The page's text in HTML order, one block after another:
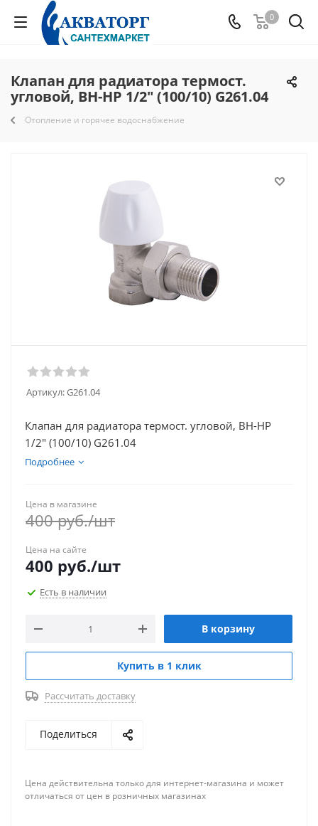
0
Клапан для радиатора термост.
угловой, ВН-НР 1/2" (100/10) G261.04
Отопление и горячее водоснабжение
Артикул:G261.04
Клапан для радиатора термост. угловой, ВН-НР
1/2" (100/10) G261.04
Подробнее
Цена в магазине
400руб./шт
Цена на сайте
400 руб./шт
Есть в наличии
В корзину
Купить в 1 клик
Рассчитать доставку
Поделиться
Цена действительна только для интернет-магазина и может
отличаться от цен в розничных магазинах